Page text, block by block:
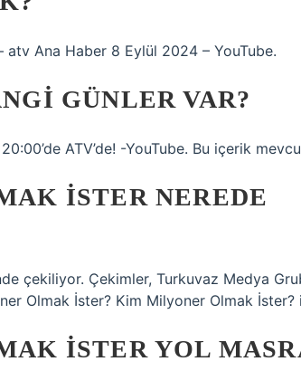
atv Ana Haber 8 Eylül 2024 – YouTube.
GÜNLER VAR?
ATV’de! -YouTube. Bu içerik
İSTER NEREDE
çekiliyor. Çekimler, Turkuvaz Medya
Olmak İster? Kim Milyoner Olmak İster?
İSTER YOL